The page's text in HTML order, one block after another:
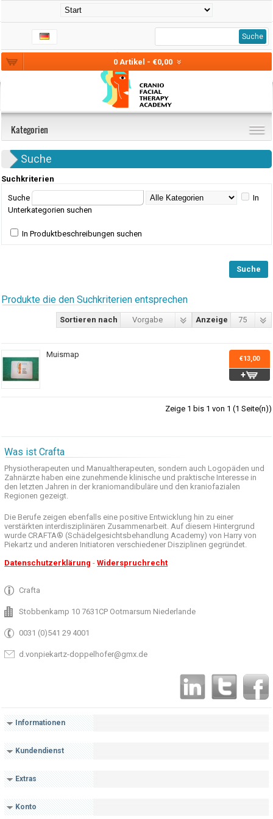
0 Artikel - €0,00
Suche
Kategorien
Suche
Suchkriterien
Suche
In
Unterkategorien suchen
In Produktbeschreibungen suchen
Produkte die den Suchkriterien entsprechen
Anzeige 75
Sortieren nach Vorgabe
Muismap €13,00
Zeige 1 bis 1 von 1 (1 Seite(n))
Was ist Crafta
Physiotherapeuten und Manualtherapeuten, sondern auch Logopäden und
Zahnärzte haben eine zunehmende klinische und praktische Interesse in
den letzten Jahren in der kraniomandibuläre und den kraniofazialen
Regionen gezeigt.
Die Berufe zeigen ebenfalls eine positive Entwicklung hin zu einer
verstärkten interdisziplinären Zusammenarbeit. Auf diesem Hintergrund
wurde CRAFTA® (Schädelgesichtsbehandlung Academy) von Harry von
Piekartz und anderen Initiatoren verschiedener Disziplinen gegründet.
Datenschutzerklärung -Widerspruchrecht
Crafta
Stobbenkamp 10 7631CP Ootmarsum Niederlande
0031 (0)541 29 4001
d.vonpiekartz-doppelhofer@gmx.de
Informationen
Kundendienst
Extras
Konto